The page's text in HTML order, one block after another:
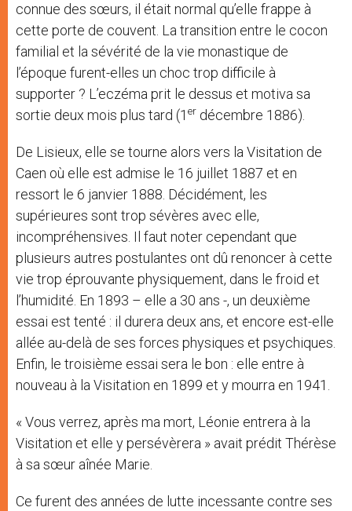
connue des sœurs, il était normal qu’elle frappe à
cette porte de couvent. La transition entre le cocon
familial et la sévérité de la vie monastique de
l’époque furent-elles un choc trop difficile à
supporter ? L’eczéma prit le dessus et motiva sa
sortie deux mois plus tard (1 er décembre 1886).
De Lisieux, elle se tourne alors vers la Visitation de
Caen où elle est admise le 16 juillet 1887 et en
ressort le 6 janvier 1888. Décidément, les
supérieures sont trop sévères avec elle,
incompréhensives. Il faut noter cependant que
plusieurs autres postulantes ont dû renoncer à cette
vie trop éprouvante physiquement, dans le froid et
l’humidité. En 1893 – elle a 30 ans -, un deuxième
essai est tenté : il durera deux ans, et encore est-elle
allée au-delà de ses forces physiques et psychiques.
Enfin, le troisième essai sera le bon : elle entre à
nouveau à la Visitation en 1899 et y mourra en 1941.
« Vous verrez, après ma mort, Léonie entrera à la
Visitation et elle y persévèrera » avait prédit Thérèse
à sa sœur aînée Marie.
Ce furent des années de lutte incessante contre ses